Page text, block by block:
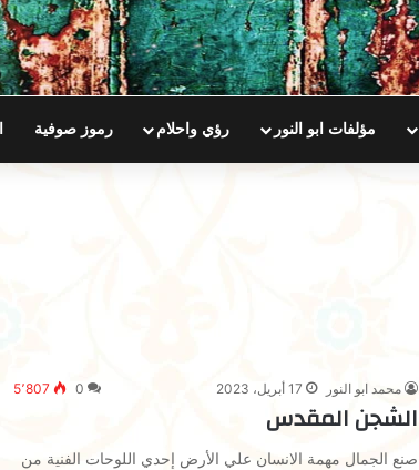
مؤلفات ابو النور رؤي واحلام رموز صوفية
محمد ابو النور 17 أبريل، 2023 0 5٬807
الشجن المقدس
صنع الجمال مهمة الانسان علي الأرض إحدي اللوحات الفنية من